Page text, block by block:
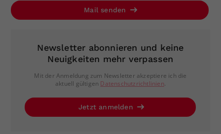
Mail senden
Newsletter abonnieren und keine
Neuigkeiten mehr verpassen
Mit der Anmeldung zum Newsletter akzeptiere ich die
aktuell gültigen Datenschutzrichtlinien.
Jetzt anmelden